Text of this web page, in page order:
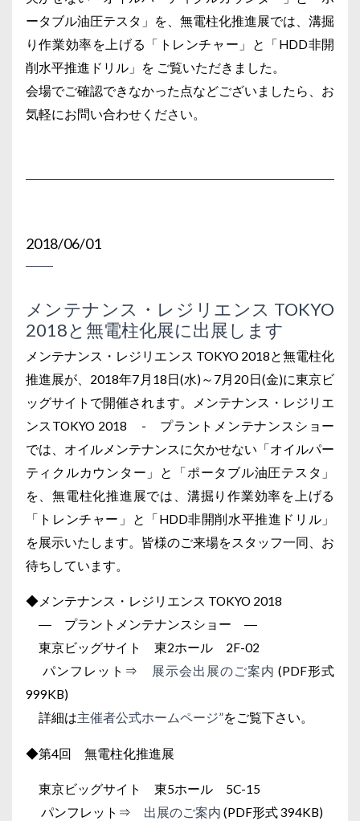
ータブル油圧テスタ」を、無電柱化推進展では、溝掘
り作業効率を上げる「トレンチャー」と「HDD非開
削水平推進ドリル」を ご覧いただきました。
会場でご確認できなかった点などございましたら、お
気軽にお問い合わせください。
2018/06/01
メンテナンス・レジリエンス TOKYO
2018と無電柱化展に出展します
メンテナンス・レジリエンス TOKYO 2018と無電柱化
推進展が、2018年7月18日(水)～7月20日(金)に東京ビ
ッグサイトで開催されます。メンテナンス・レジリエ
ンスTOKYO 2018 - プラントメンテナンスショー
では、オイルメンテナンスに欠かせない「オイルパー
ティクルカウンター」と「ポータブル油圧テスタ」
を、無電柱化推進展では、溝掘り作業効率を上げる
「トレンチャー」と「HDD非開削水平推進ドリル」
を展示いたします。皆様のご来場をスタッフ一同、お
待ちしています。
◆メンテナンス・レジリエンス TOKYO 2018
― プラントメンテナンスショー ―
東京ビッグサイト 東2ホール 2F-02
パンフレット⇒
展示会出展のご案内 (PDF形式
999KB)
詳細は主催者公式ホームページ”をご覧下さい。
◆第4回 無電柱化推進展
東京ビッグサイト 東5ホール 5C-15
パンフレット⇒ 出展のご案内 (PDF形式 394KB)